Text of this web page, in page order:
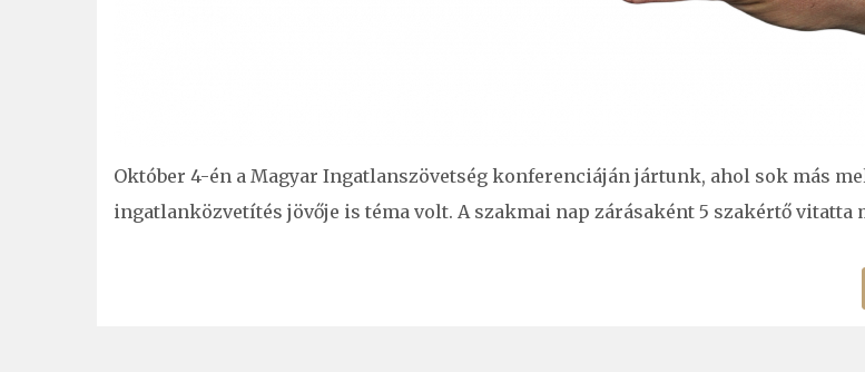
Október 4-én a Magyar Ingatlanszövetség konferenciáján jártunk, ahol sok más
ingatlanközvetítés jövője is téma volt. A szakmai nap zárásaként 5 szakértő vitatta